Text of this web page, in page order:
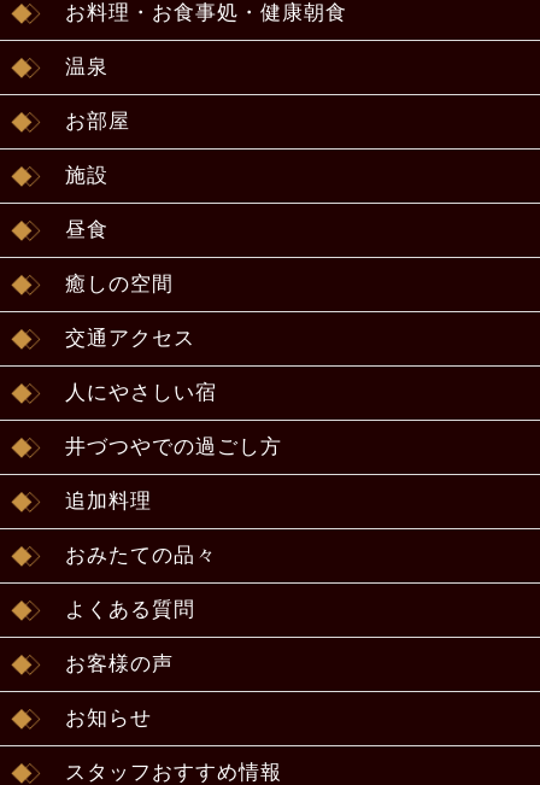
お料理・お食事処・健康朝食
温泉
お部屋
施設
昼食
癒しの空間
交通アクセス
人にやさしい宿
井づつやでの過ごし方
追加料理
おみたての品々
よくある質問
お客様の声
お知らせ
スタッフおすすめ情報